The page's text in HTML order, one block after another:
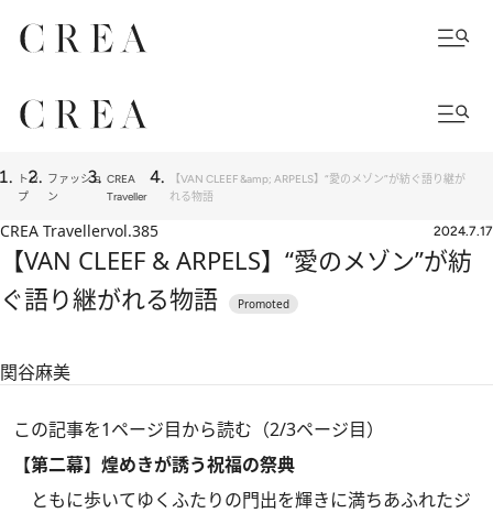
トッ
プ
ファッショ
ン
CREA
Traveller
【VAN CLEEF &amp; ARPELS】“愛のメゾン”が紡ぐ語り継が
れる物語
CREA Travellervol.385 2024.7.17
【VAN CLEEF & ARPELS】“愛のメゾン”が紡
ぐ語り継がれる物語
関谷麻美
この記事を1ページ目から読む（2/3ページ目）
【第二幕】煌めきが誘う祝福の祭典
ともに歩いてゆくふたりの門出を輝きに満ちあふれたジ